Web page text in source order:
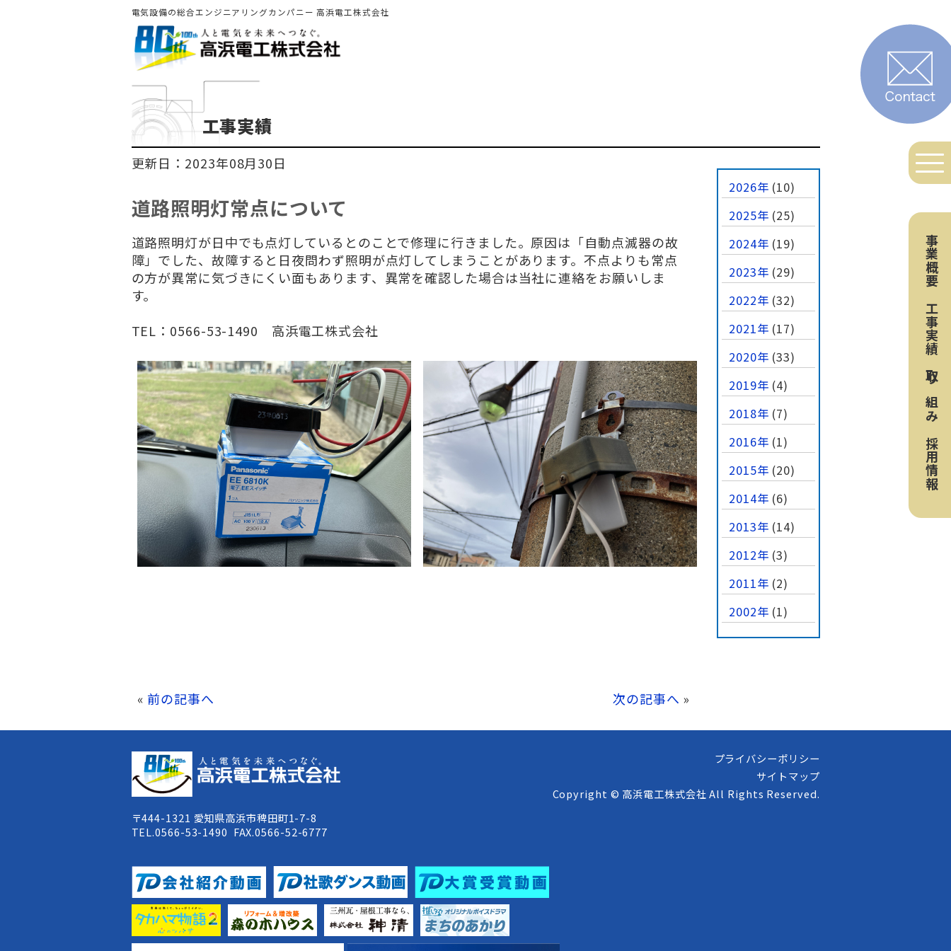
電気設備の総合エンジニアリングカンパニー 高浜電工株式会社
事業概要
工事実績
取り組み
採用情報
工事実績
更新日：2023年08月30日
道路照明灯常点について
道路照明灯が日中でも点灯しているとのことで修理に行きました。原因は「自動点滅器の故
障」でした、故障すると日夜問わず照明が点灯してしまうことがあります。不点よりも常点
の方が異常に気づきにくい面もあります、異常を確認した場合は当社に連絡をお願いしま
す。
TEL：0566-53-1490 高浜電工株式会社
2026年 (10)
2025年 (25)
2024年 (19)
2023年 (29)
2022年 (32)
2021年 (17)
2020年 (33)
2019年 (4)
2018年 (7)
2016年 (1)
2015年 (20)
2014年 (6)
2013年 (14)
2012年 (3)
2011年 (2)
2002年 (1)
« 前の記事へ 次の記事へ »
〒444-1321 愛知県高浜市稗田町1-7-8
TEL.0566-53-1490 FAX.0566-52-6777
プライバシーポリシー
サイトマップ
Copyright © 高浜電工株式会社 All Rights Reserved.